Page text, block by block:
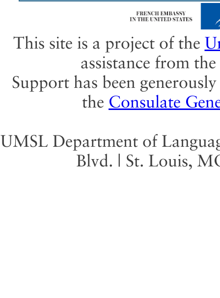
This site is a project of the
assistance from the
Support has been
the Consulate
UMSL Department of
Blvd. | St. Louis,